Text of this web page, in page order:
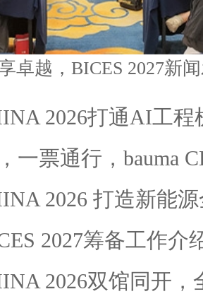
2026打通AI工
一票通行，bauma
2026 打造新能
2027筹备工作介
2026双馆同开